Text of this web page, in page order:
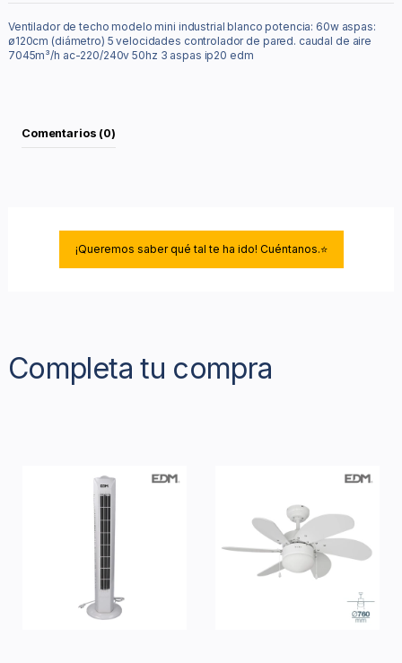
Ventilador de techo modelo mini industrial blanco potencia: 60w aspas:
ø120cm (diámetro) 5 velocidades controlador de pared. caudal de aire
7045m³/h ac-220/240v 50hz 3 aspas ip20 edm
Comentarios (0)
¡Queremos saber qué tal te ha ido! Cuéntanos.⭐
Completa tu compra